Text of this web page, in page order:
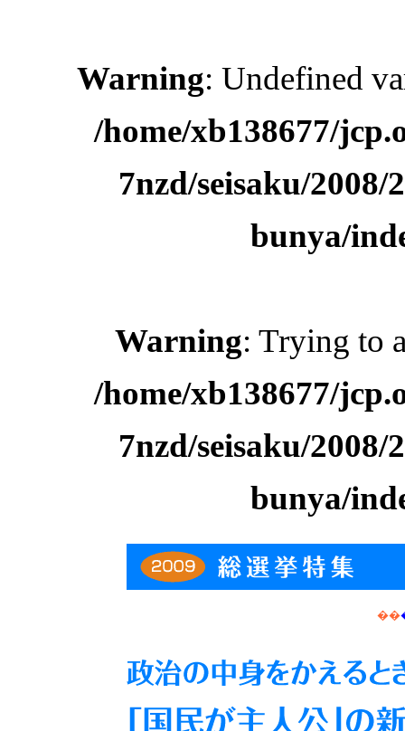
Warning: Undefined
/home/xb138677/
7nzd/seisaku/2008/
bunya/
Warning: Trying to
/home/xb138677/
7nzd/seisaku/2008/
bunya/
��